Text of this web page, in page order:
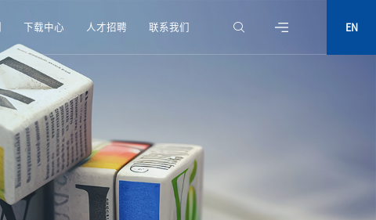
EN
下载中心 人才招聘 联系我们